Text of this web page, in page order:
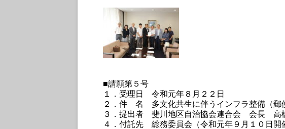
■請願第５号
１．受理日 令和元年８月２２日
２．件 名 多文化共生に伴うインフラ整備（郵
３．提出者 斐川地区自治協会連合会 会長 高
４．付託先 総務委員会（令和元年９月１０日開